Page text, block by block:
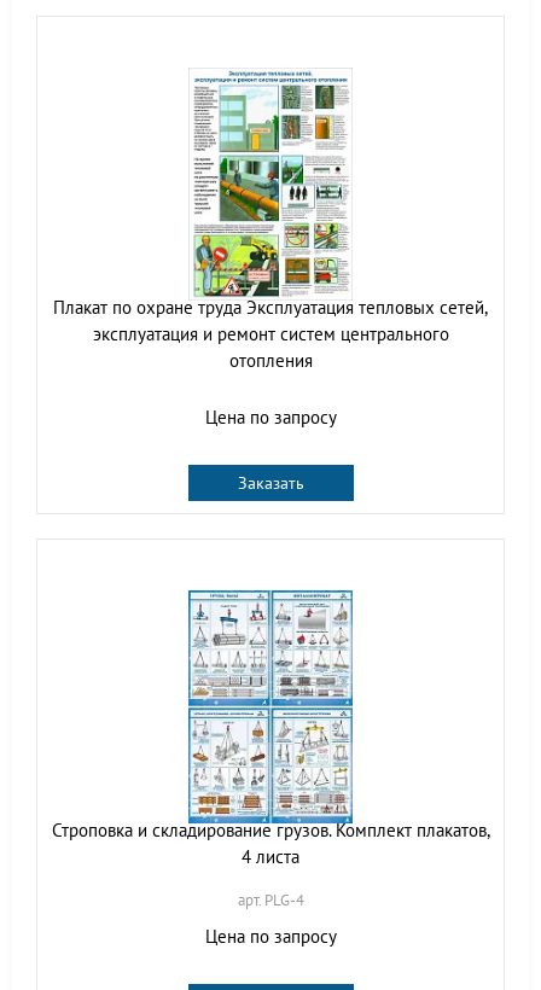
Плакат по охране труда Эксплуатация тепловых сетей,
эксплуатация и ремонт систем центрального
отопления
Цена по запросу
Заказать
Строповка и складирование грузов. Комплект плакатов,
4 листа
арт. PLG-4
Цена по запросу